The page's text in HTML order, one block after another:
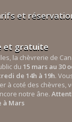
et
et gratuite
la chèvrerie de
du 15 mars au 30
de 14h à 19h.
à coté des chèvres,
notre âne.
à Mars